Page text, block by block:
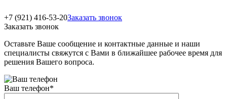
+7 (921) 416-53-20Заказать звонок
Заказать звонок
Оставьте Ваше сообщение и контактные данные и наши
специалисты свяжутся с Вами в ближайшее рабочее время для
решения Вашего вопроса.
Ваш телефон*